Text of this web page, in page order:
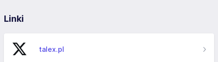
Linki
talex.pl